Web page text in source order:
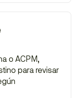
o ACPM,
para revisar